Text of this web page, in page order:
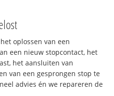
oplossen van een
een nieuw stopcontact, het
het aansluiten van
van een gesprongen stop te
advies én we repareren de